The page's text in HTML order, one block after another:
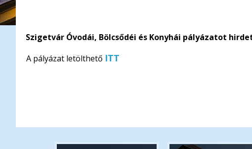
Szigetvár Óvodái, Bölcsődéi és Konyhái pályázatot
A pályázat letölthető ITT